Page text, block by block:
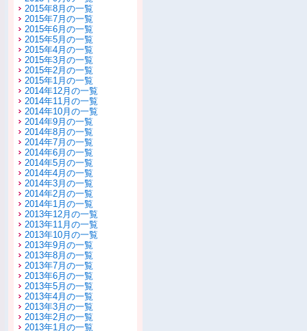
2015年8月の一覧
2015年7月の一覧
2015年6月の一覧
2015年5月の一覧
2015年4月の一覧
2015年3月の一覧
2015年2月の一覧
2015年1月の一覧
2014年12月の一覧
2014年11月の一覧
2014年10月の一覧
2014年9月の一覧
2014年8月の一覧
2014年7月の一覧
2014年6月の一覧
2014年5月の一覧
2014年4月の一覧
2014年3月の一覧
2014年2月の一覧
2014年1月の一覧
2013年12月の一覧
2013年11月の一覧
2013年10月の一覧
2013年9月の一覧
2013年8月の一覧
2013年7月の一覧
2013年6月の一覧
2013年5月の一覧
2013年4月の一覧
2013年3月の一覧
2013年2月の一覧
2013年1月の一覧